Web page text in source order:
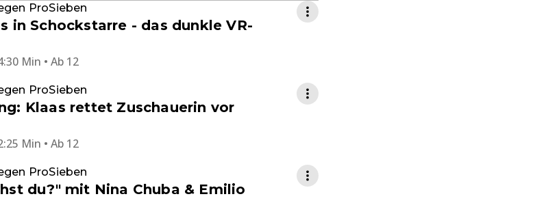
ProSieben
in Schockstarre - das dunkle VR-
Min • Ab 12
ProSieben
Klaas rettet Zuschauerin vor
Min • Ab 12
ProSieben
du?" mit Nina Chuba & Emilio